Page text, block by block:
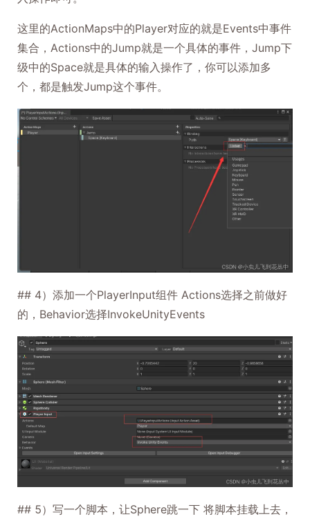
这里的ActionMaps中的Player对应的就是Events中事件
集合，Actions中的Jump就是一个具体的事件，Jump下
级中的Space就是具体的输入操作了，你可以添加多
个，都是触发Jump这个事件。
## 4）添加一个PlayerInput组件 Actions选择之前做好
的，Behavior选择InvokeUnityEvents
## 5）写一个脚本，让Sphere跳一下 将脚本挂载上去，